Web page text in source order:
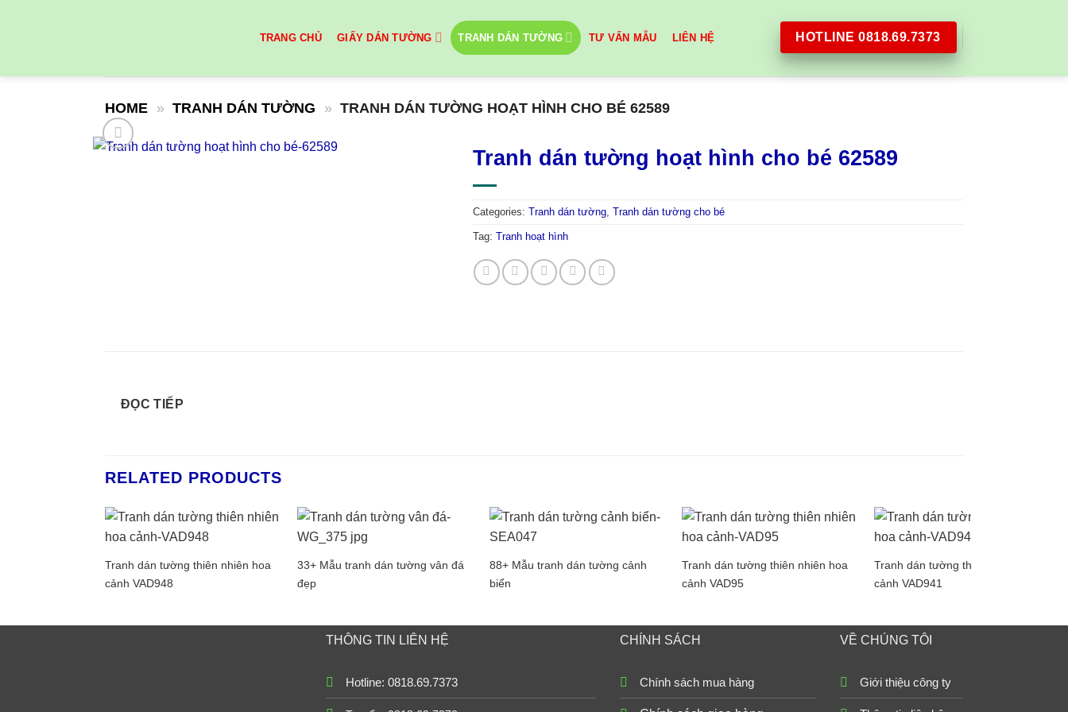
TRANG CHỦ GIẤY DÁN TƯỜNG TRANH DÁN TƯỜNG TƯ VẤN MẪU LIÊN HỆ HOTLINE 0818.69.7373
HOME » TRANH DÁN TƯỜNG » TRANH DÁN TƯỜNG HOẠT HÌNH CHO BÉ 62589
Tranh dán tường hoạt hình cho bé 62589
Categories: Tranh dán tường, Tranh dán tường cho bé
Tag: Tranh hoạt hình
ĐỌC TIẾP
RELATED PRODUCTS
Tranh dán tường thiên nhiên hoa
cảnh VAD948
33+ Mẫu tranh dán tường vân đá
đẹp
88+ Mẫu tranh dán tường cảnh
biển
Tranh dán tường thiên nhiên hoa
cảnh VAD95
Tranh dán tường thiên nhiên hoa
cảnh VAD941
THÔNG TIN LIÊN HỆ
Hotline: 0818.69.7373
CHÍNH SÁCH
Chính sách mua hàng
VỀ CHÚNG TÔI
Giới thiệu công ty